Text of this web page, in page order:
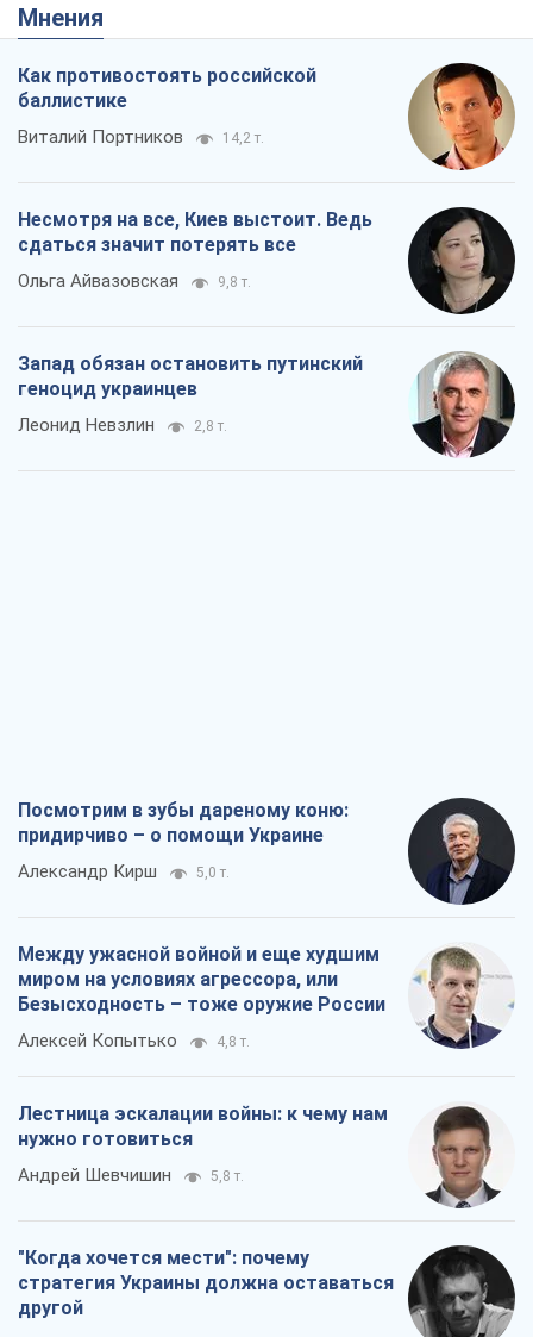
Мнения
Как противостоять российской
баллистике
Виталий Портников 14,2 т.
Несмотря на все, Киев выстоит. Ведь
сдаться значит потерять все
Ольга Айвазовская 9,8 т.
Запад обязан остановить путинский
геноцид украинцев
Леонид Невзлин 2,8 т.
Посмотрим в зубы дареному коню:
придирчиво – о помощи Украине
Александр Кирш 5,0 т.
Между ужасной войной и еще худшим
миром на условиях агрессора, или
Безысходность – тоже оружие России
Алексей Копытько 4,8 т.
Лестница эскалации войны: к чему нам
нужно готовиться
Андрей Шевчишин 5,8 т.
"Когда хочется мести": почему
стратегия Украины должна оставаться
другой